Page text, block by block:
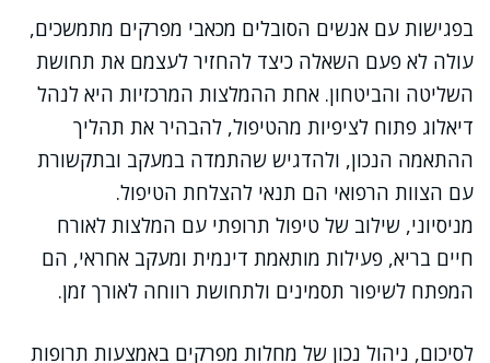
בפגישות עם אנשים הסובלים מכאבי מפרקים מתמשכים,
עולה לא פעם השאלה כיצד להחזיר לעצמם את תחושת
השליטה והביטחון. אחת ההמלצות המרכזיות היא לנהל
דיאלוג פתוח לציפיות מהטיפול, להבהיר את תהליך
ההתאמה הנכון, ולהדגיש שהתמדה במעקב ובתקשורת
עם הצוות הרפואי הם תנאי להצלחת הטיפול.
מניסיוני, שילוב של טיפול תרופתי עם המלצות לאורח
חיים בריא, פעילות מותאמת דינמית ומעקב אחראי, הם
המפתח לשיפור תסמינים ולתחושת רווחה לאורך זמן.
לסיכום, ניהול נכון של מחלות מפרקים באמצעות תרופות